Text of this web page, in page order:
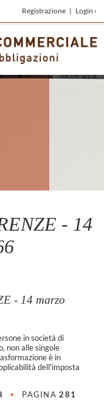
- 14
- 14 marzo
in società di
non alle singole
è in
dell'imposta
• PAGINA281
Registrazione | Login ›